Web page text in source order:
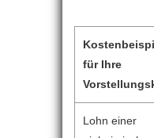
für Ihre
Lohn einer